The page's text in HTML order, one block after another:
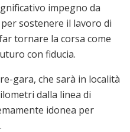
impegno da
sostenere il lavoro di
tornare la corsa come
con fiducia.
gara, che sarà in località
dalla linea di
idonea per